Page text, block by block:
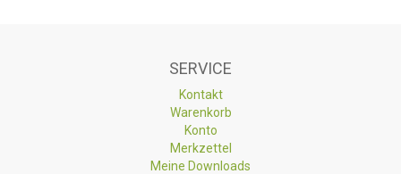
SERVICE
Kontakt
Warenkorb
Konto
Merkzettel
Meine Downloads